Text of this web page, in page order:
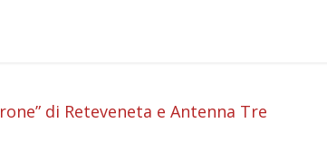
di Reteveneta e Antenna Tre